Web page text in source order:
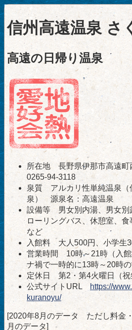
信州高遠温泉 さ
高遠の日帰り温泉
所在地 長野県伊那市高遠
0265-94-3118
泉質 アルカリ性単純温泉（
泉） 源泉名：高遠温泉
設備等 男女別内湯、男女別
ローリングバス、休憩室、
など
入館料 大人500円、小学生
営業時間 10時～21時（入
ナ禍で一時的に13時～20時
定休日 第2・第4火曜日（祝
公式サイトURL
https://
kuranoyu/
[2020年8月のデータ ただし料金
月のデータ]